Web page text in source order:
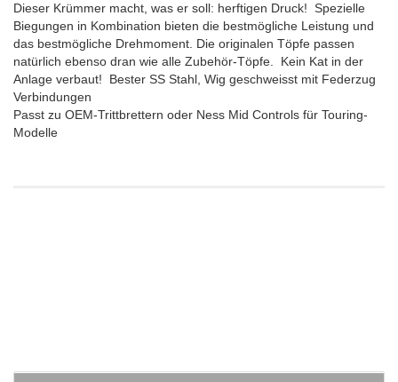
Dieser Krümmer macht, was er soll: herftigen Druck! Spezielle
Biegungen in Kombination bieten die bestmögliche Leistung und
das bestmögliche Drehmoment. Die originalen Töpfe passen
natürlich ebenso dran wie alle Zubehör-Töpfe.
Kein Kat in der
Anlage verbaut! Bester SS Stahl, Wig geschweisst mit Federzug
Verbindungen
Passt zu OEM-Trittbrettern oder Ness Mid Controls für Touring-
Modelle